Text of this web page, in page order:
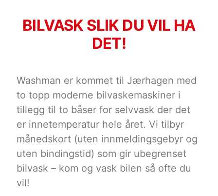
BILVASK SLIK DU VIL HA
DET!
Washman er kommet til Jærhagen med
to topp moderne bilvaskemaskiner i
tillegg til to båser for selvvask der det
er innetemperatur hele året. Vi tilbyr
månedskort (uten innmeldingsgebyr og
uten bindingstid) som gir ubegrenset
bilvask – kom og vask bilen så ofte du
vil!